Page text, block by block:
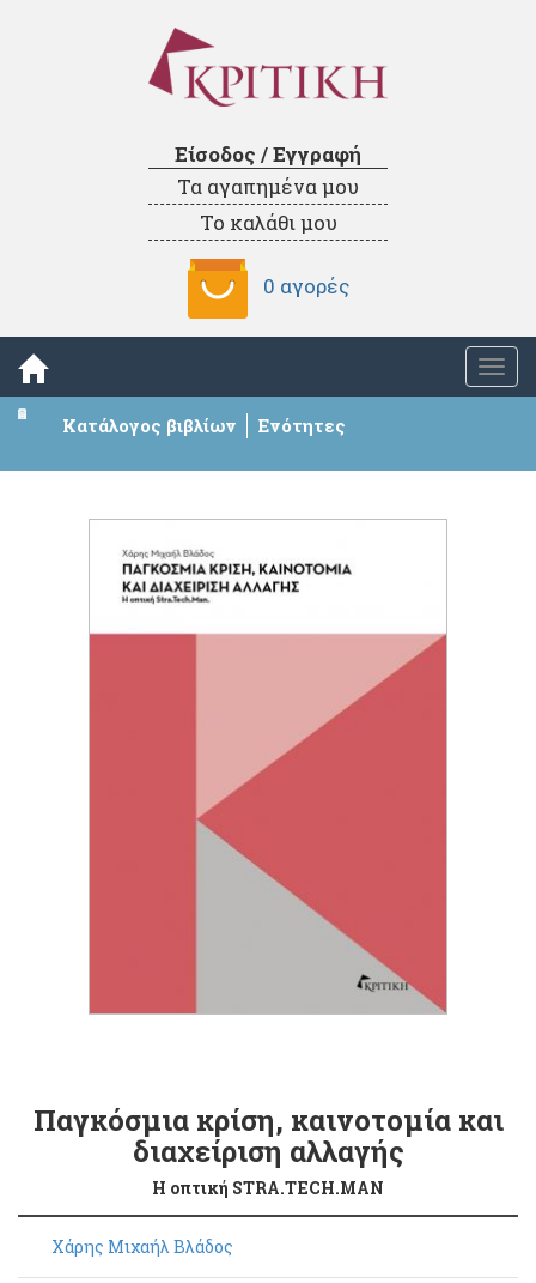
Είσοδος / Εγγραφή
Τα αγαπημένα μου
Το καλάθι μου
0 αγορές
Κατάλογος βιβλίων Ενότητες
Παγκόσμια κρίση, καινοτομία και
διαχείριση αλλαγής
Η οπτική STRA.TECH.MAN
Χάρης Μιχαήλ Βλάδος